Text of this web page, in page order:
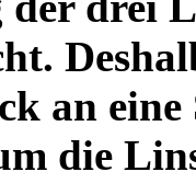
an eine
die